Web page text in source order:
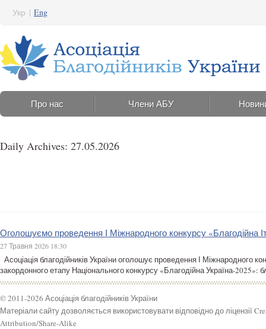
Укр | Eng
Про нас Члени АБУ
Daily Archives: 27.05.2026
Оголошуємо проведення І Міжнародного конкурсу «Благодійна
27 Травня 2026 18:30
Асоціація благодійників України оголошує проведення І Міжнародного
закордонного етапу Національного конкурсу «Благодійна Україна-2025»:
© 2011-2026 Асоціація благодійників України
Матеріали сайту дозволяється використовувати відповідно до ліцензії
Attribution/Share-Alike